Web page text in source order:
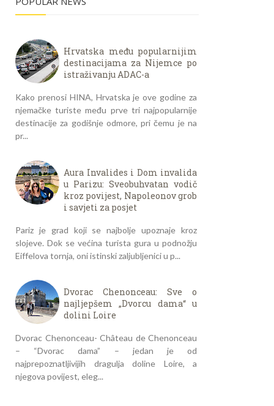
Hrvatska među popularnijim
destinacijama za Nijemce po
istraživanju ADAC-a
Kako prenosi HINA, Hrvatska je ove godine za
njemačke turiste među prve tri najpopularnije
destinacije za godišnje odmore, pri čemu je na
pr...
Aura Invalides i Dom invalida
u Parizu: Sveobuhvatan vodič
kroz povijest, Napoleonov grob
i savjeti za posjet
Pariz je grad koji se najbolje upoznaje kroz
slojeve. Dok se većina turista gura u podnožju
Eiffelova tornja, oni istinski zaljubljenici u p...
Dvorac Chenonceau: Sve o
najljepšem „Dvorcu dama“ u
dolini Loire
Dvorac Chenonceau- Château de Chenonceau
– “Dvorac dama” – jedan je od
najprepoznatljivijih dragulja doline Loire, a
njegova povijest, eleg...